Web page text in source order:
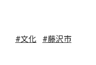
#文化 #藤沢市